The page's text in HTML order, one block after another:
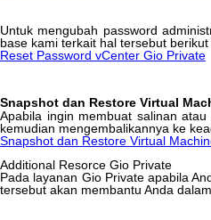
Untuk mengubah password
base kami terkait hal tersebut berikut
Reset Password vCenter Gio Private
Snapshot dan Restore Virtual
Apabila ingin membuat salinan atau
kemudian mengembalikannya ke
Snapshot dan Restore Virtual
Additional Resorce Gio Private
Pada layanan Gio Private apabila
tersebut akan membantu Anda dalam